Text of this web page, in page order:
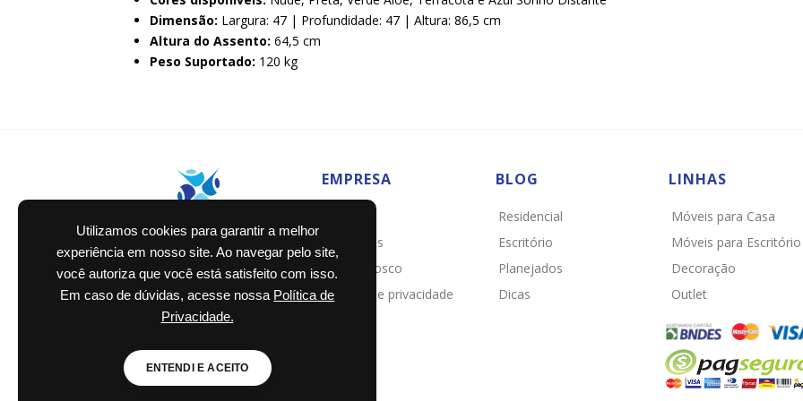
Utilizamos cookies para garantir a melhor
experiência em nosso site. Ao navegar pelo site,
você autoriza que você está satisfeito com isso.
Em caso de dúvidas, acesse nossa Política de
Privacidade.
ENTENDI E ACEITO
Dimensão: Largura: 47 | Profundidade: 47 | Altura: 86,5 cm
Altura do Assento:64,5 cm
Peso Suportado: 120 kg
EMPRESA
Sobre nós
Fale conosco
Política de privacidade
BLOG
Residencial
Escritório
Planejados
Dicas
LINHAS
Móveis para Casa
Móveis para Escritório
Decoração
Outlet